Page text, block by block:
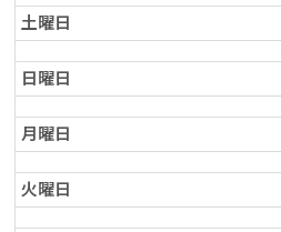
土曜日
日曜日
月曜日
火曜日